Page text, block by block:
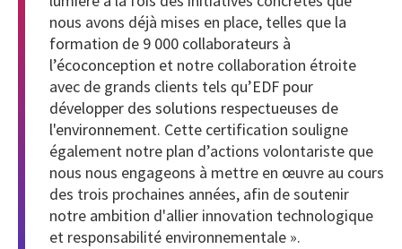
nous avons déjà mises en place, telles que la
formation de 9 000 collaborateurs à
l’écoconception et notre collaboration étroite
avec de grands clients tels qu’EDF pour
développer des solutions respectueuses de
l'environnement. Cette certification souligne
également notre plan d’actions volontariste que
nous nous engageons à mettre en œuvre au cours
des trois prochaines années, afin de soutenir
notre ambition d'allier innovation technologique
et responsabilité environnementale ».